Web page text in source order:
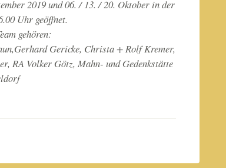
2019 und 06. / 13. / 20. Oktober in der
Uhr geöffnet.
gehören:
Gericke, Christa + Rolf Kremer,
RA Volker Götz, Mahn- und Gedenkstätte